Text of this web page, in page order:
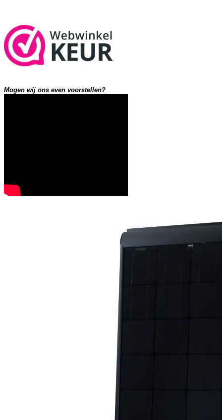
Mogen wij ons even voorstellen?